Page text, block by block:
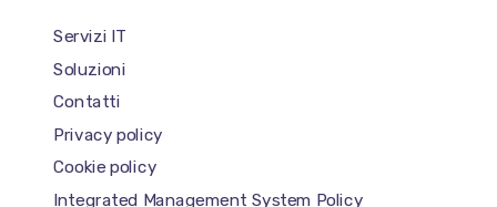
Servizi IT
Soluzioni
Contatti
Privacy policy
Cookie policy
Integrated Management System Policy